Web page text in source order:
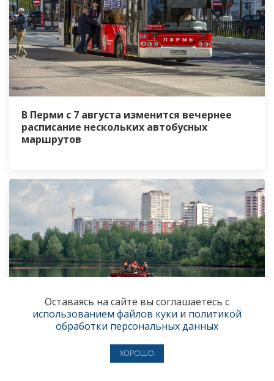
В Перми с 7 августа изменится вечернее
расписание нескольких автобусных
маршрутов
В Перми продлили запрет на посещение
Оставаясь на сайте вы соглашаетесь с
использованием файлов куки и политикой
обработки персональных данных
ХОРОШО